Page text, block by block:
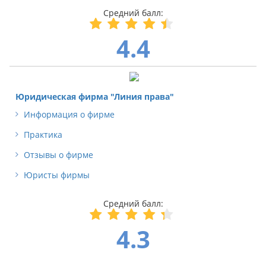
4.4
Юридическая фирма "Линия права"
Информация о фирме
Практика
Отзывы о фирме
Юристы фирмы
4.3